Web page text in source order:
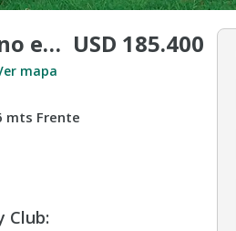
Venta Terreno / Lote interno en Greenville, Hudson USD 185.400
mapa
mts Frente
Club: